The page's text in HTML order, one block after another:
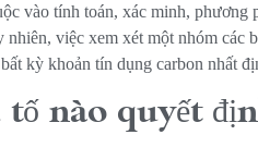
vào tính toán, xác minh, phương
nhiên, việc xem xét một nhóm các
kỳ khoản tín dụng carbon nhất
nào quyết